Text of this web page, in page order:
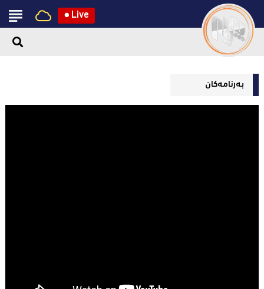
● Live
بەرنامەکان